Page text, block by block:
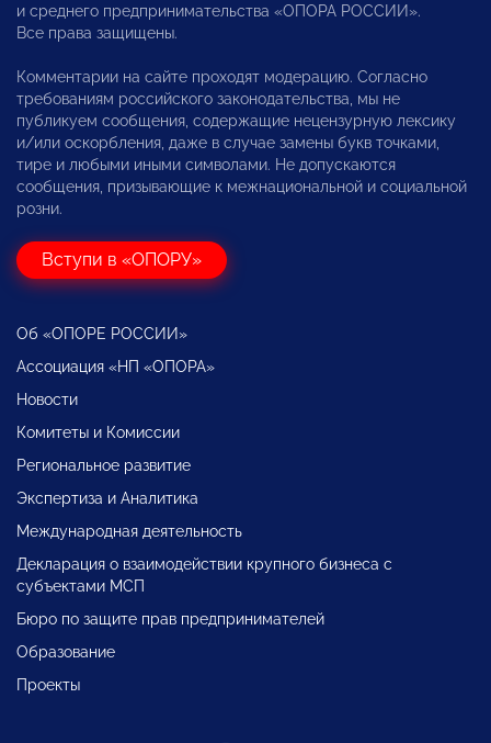
и среднего предпринимательства «ОПОРА РОССИИ».
Все права защищены.
Комментарии на сайте проходят модерацию. Согласно
требованиям российского законодательства, мы не
публикуем сообщения, содержащие нецензурную лексику
и/или оскорбления, даже в случае замены букв точками,
тире и любыми иными символами. Не допускаются
сообщения, призывающие к межнациональной и социальной
розни.
Вступи в «ОПОРУ»
Об «ОПОРЕ РОССИИ»
Ассоциация «НП «ОПОРА»
Новости
Комитеты и Комиссии
Региональное развитие
Экспертиза и Аналитика
Международная деятельность
Декларация о взаимодействии крупного бизнеса с
субъектами МСП
Бюро по защите прав предпринимателей
Образование
Проекты